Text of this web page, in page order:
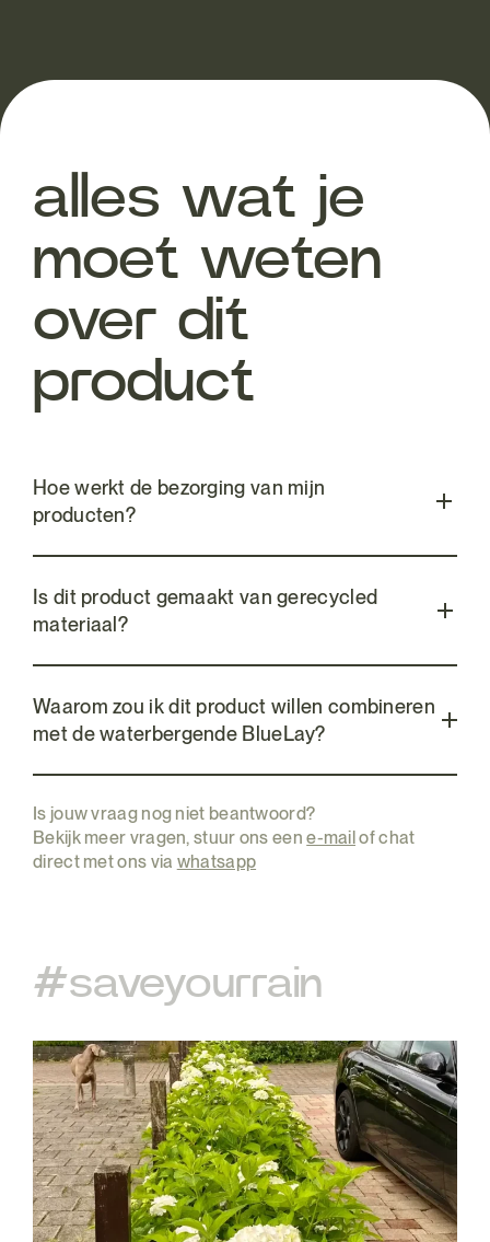
alles wat je
moet weten
over dit
product
Hoe werkt de bezorging van mijn
producten?
Is dit product gemaakt van gerecycled
materiaal?
Waarom zou ik dit product willen combineren
met de waterbergende BlueLay?
Is jouw vraag nog niet beantwoord?
Bekijk meer vragen, stuur ons eene-mailof chat
direct met ons via whatsapp
#saveyourrain